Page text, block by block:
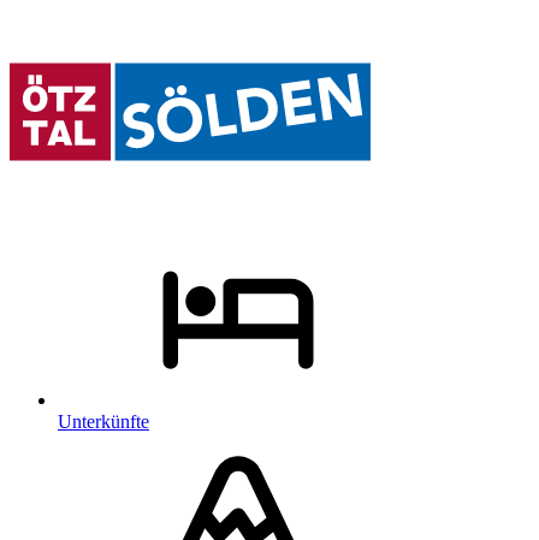
Unterkünfte